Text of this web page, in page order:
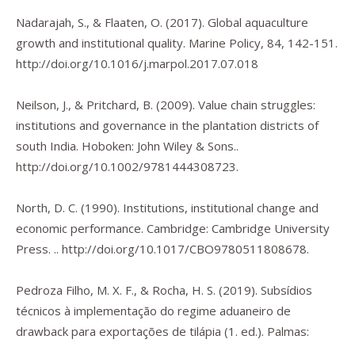
Nadarajah, S., & Flaaten, O. (2017). Global aquaculture
growth and institutional quality. Marine Policy, 84, 142-151.
http://doi.org/10.1016/j.marpol.2017.07.018
Neilson, J., & Pritchard, B. (2009). Value chain struggles:
institutions and governance in the plantation districts of
south India. Hoboken: John Wiley & Sons..
http://doi.org/10.1002/9781444308723.
North, D. C. (1990). Institutions, institutional change and
economic performance. Cambridge: Cambridge University
Press. .. http://doi.org/10.1017/CBO9780511808678.
Pedroza Filho, M. X. F., & Rocha, H. S. (2019). Subsídios
técnicos à implementação do regime aduaneiro de
drawback para exportações de tilápia (1. ed.). Palmas: